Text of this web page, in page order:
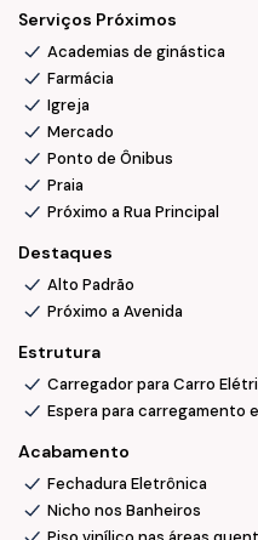
ambiente
• Aquecimento solar placas
comuns
• 6 Salas comerciais
Localização e
• Próximo ao Babico
acesso a vários comércios
Conclusão de obras:
• Novembro/2027
💰 Oportunidade imperdível
📞 Ficou interessado(a)?
Serviços Próximos
Academias de ginástica
Farmácia
Igreja
Mercado
Ponto de Ônibus
Praia
Próximo a Rua Principal
Destaques
Alto Padrão
Próximo a Avenida
Estrutura
Carregador para Carro
Espera para carregamento
Acabamento
Fechadura Eletrônica
Nicho nos Banheiros